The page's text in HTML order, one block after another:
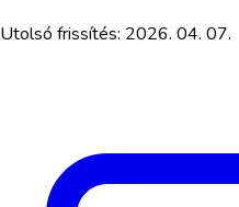
Utolsó frissítés: 2026. 04. 07.